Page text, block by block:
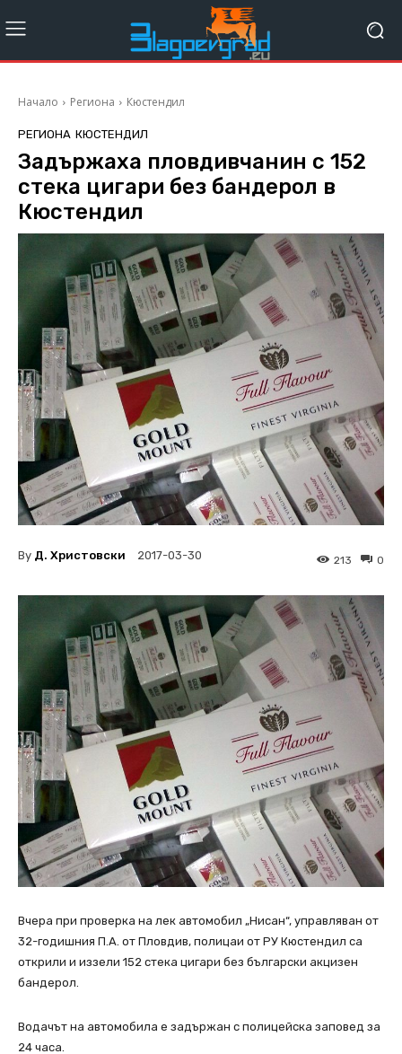
Начало Региона Кюстендил
РЕГИОНА КЮСТЕНДИЛ
Задържаха пловдивчанин с 152
стека цигари без бандерол в
Кюстендил
By Д. Христовски 2017-03-30 0
213
Вчера при проверка на лeк автомобил „Нисан“, управляван от
32-годишния П.А. от Пловдив, полицаи от РУ Кюстендил са
открили и иззели 152 стека цигари без български акцизен
бандерол.
Водачът на автомобила е задържан с полицейска заповед за
24 часа.